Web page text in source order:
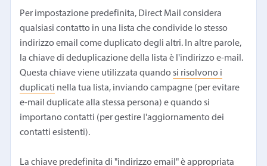
Per impostazione predefinita, Direct Mail considera
qualsiasi contatto in una lista che condivide lo stesso
indirizzo email come duplicato degli altri. In altre parole,
la chiave di deduplicazione della lista è l'indirizzo e-mail.
Questa chiave viene utilizzata quandosi risolvono i
duplicati nella tua lista, inviando campagne (per evitare
e-mail duplicate alla stessa persona) e quando si
importano contatti (per gestire l'aggiornamento dei
contatti esistenti).
La chiave predefinita di "indirizzo email" è appropriata